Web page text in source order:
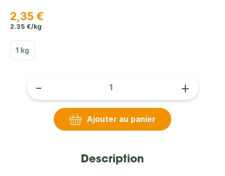
2,35 €
2.35 €/kg
1 kg
- +
Ajouter au panier
Description